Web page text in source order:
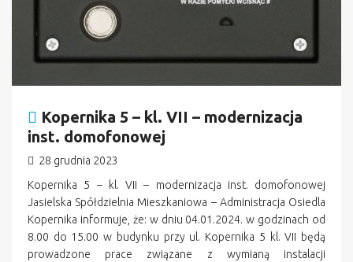
Kopernika 5 – kl. VII – modernizacja
inst. domofonowej
28 grudnia 2023
Kopernika 5 – kl. VII – modernizacja inst. domofonowej
Jasielska Spółdzielnia Mieszkaniowa – Administracja Osiedla
Kopernika informuje, że: w dniu 04.01.2024. w godzinach od
8.00 do 15.00 w budynku przy ul. Kopernika 5 kl. VII będą
prowadzone prace związane z wymianą instalacji